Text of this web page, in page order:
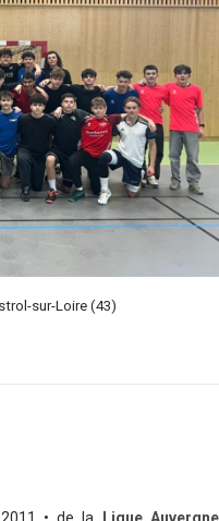
sur-Loire (43)